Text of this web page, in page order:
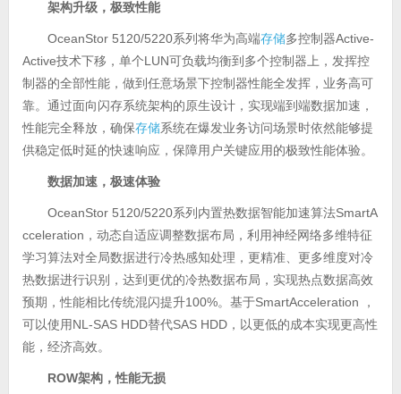
架构升级，极致性能
OceanStor 5120/5220系列将华为高端存储多控制器Active-
Active技术下移，单个LUN可负载均衡到多个控制器上，发挥控
制器的全部性能，做到任意场景下控制器性能全发挥，业务高可
靠。通过面向闪存系统架构的原生设计，实现端到端数据加速，
性能完全释放，确保存储系统在爆发业务访问场景时依然能够提
供稳定低时延的快速响应，保障用户关键应用的极致性能体验。
数据加速，极速体验
OceanStor 5120/5220系列内置热数据智能加速算法SmartA
cceleration，动态自适应调整数据布局，利用神经网络多维特征
学习算法对全局数据进行冷热感知处理，更精准、更多维度对冷
热数据进行识别，达到更优的冷热数据布局，实现热点数据高效
预期，性能相比传统混闪提升100%。基于SmartAcceleration ，
可以使用NL-SAS HDD替代SAS HDD，以更低的成本实现更高性
能，经济高效。
ROW架构，性能无损